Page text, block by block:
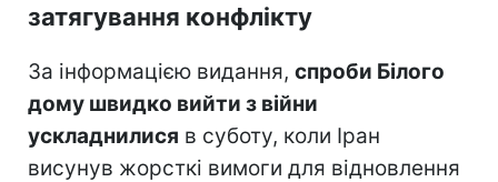
затягування конфлікту
За інформацією видання, спроби Білого
дому швидко вийти з війни
ускладнилися в суботу, коли Іран
висунув жорсткі вимоги для відновлення